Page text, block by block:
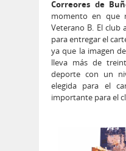
Correores de
momento en que
Veterano B. El club
para entregar el
ya que la imagen
lleva más de
deporte con un
elegida para el
importante para el